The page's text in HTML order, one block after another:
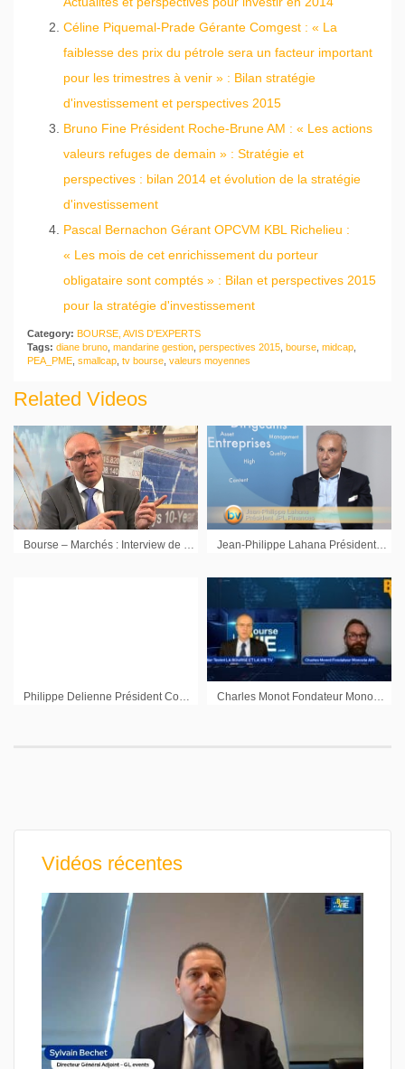
Céline Piquemal-Prade Gérante Comgest : « La
faiblesse des prix du pétrole sera un facteur important
pour les trimestres à venir » : Bilan stratégie
d'investissement et perspectives 2015
Bruno Fine Président Roche-Brune AM : « Les actions
valeurs refuges de demain » : Stratégie et
perspectives : bilan 2014 et évolution de la stratégie
d'investissement
Pascal Bernachon Gérant OPCVM KBL Richelieu :
« Les mois de cet enrichissement du porteur
obligataire sont comptés » : Bilan et perspectives 2015
pour la stratégie d'investissement
Category: BOURSE, AVIS D'EXPERTS
Tags: diane bruno mandarine gestion perspectives 2015 bourse midcap
PEA_PME smallcap tv bourse valeurs moyennes
Related Videos
Bourse – Marchés : Interview de Christian Jimenez Président Diamant Bleu Gestion Jean-Philippe Lahana Président JPL Finances : « Les économies développées sont dans un cycle récessif »
Vidéos récentes